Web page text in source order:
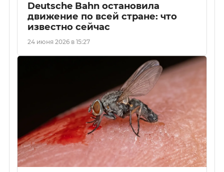
Deutsche Bahn остановила
движение по всей стране: что
известно сейчас
24 июня 2026 в 15:27